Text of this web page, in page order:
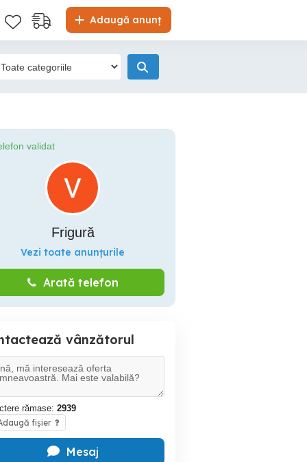
Adaugă anunț
validat
Frigură
Vezi toate anunțurile
Arată telefon
vânzătorul
rămase: 2939
fișier ?
Mesaj